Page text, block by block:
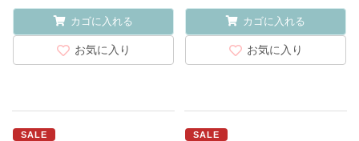
カゴに入れる
お気に入り
カゴに入れる
お気に入り
SALE SALE